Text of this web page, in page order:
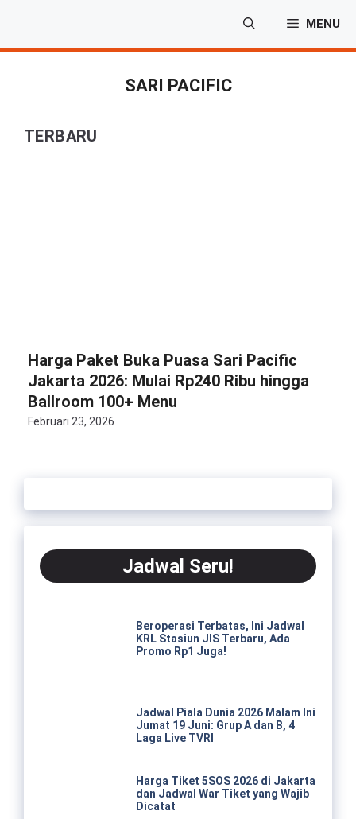
isi
MENU
SARI PACIFIC
TERBARU
Harga Paket Buka Puasa Sari Pacific
Jakarta 2026: Mulai Rp240 Ribu hingga
Ballroom 100+ Menu
Februari 23, 2026
Jadwal Seru!
Beroperasi Terbatas, Ini Jadwal
KRL Stasiun JIS Terbaru, Ada
Promo Rp1 Juga!
Jadwal Piala Dunia 2026 Malam Ini
Jumat 19 Juni: Grup A dan B, 4
Laga Live TVRI
Harga Tiket 5SOS 2026 di Jakarta
dan Jadwal War Tiket yang Wajib
Dicatat